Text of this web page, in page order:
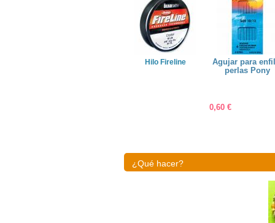
Hilo Fireline
Agujar para
perlas Pony
0,60 €
¿Qué hacer?